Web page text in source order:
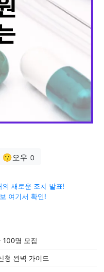
😗오우 0
새로운 조치 발표!
여기서 확인!
100명 모집
청 완벽 가이드